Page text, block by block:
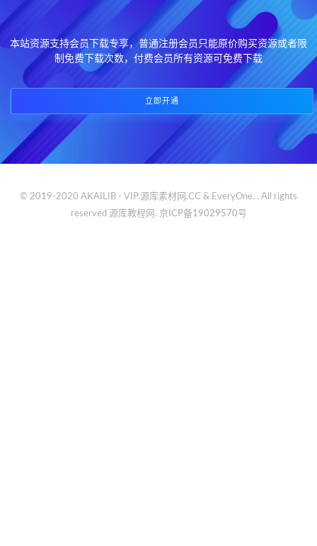
本站资源支持会员下载专享，普通注册会员只能原价购买资源或者限
制免费下载次数，付费会员所有资源可免费下载
立即开通
© 2019-2020 AKAILIB - VIP.源库素材网.CC & EveryOne. . All rights
reserved 源库教程网. 京ICP备19029570号